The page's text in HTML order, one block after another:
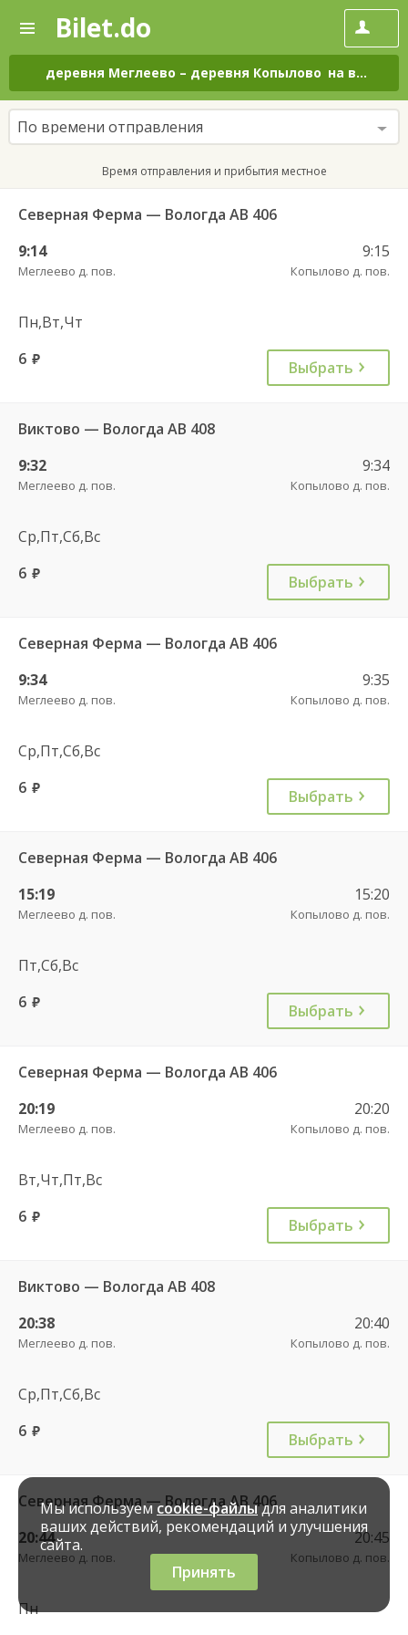
—
Поиск
и
покупка
билетов
на
автобус
онлайн
Bilet.do
деревня Меглеево – деревня Копылово на все дни
По времени отправления
Время отправления и прибытия местное
Северная Ферма — Вологда АВ 406
9:14
Меглеево д. пов.
9:15
Копылово д. пов.
Пн,Вт,Чт
6 руб. Выбрать
Виктово — Вологда АВ 408
9:32
Меглеево д. пов.
9:34
Копылово д. пов.
Ср,Пт,Сб,Вс
6 руб. Выбрать
Северная Ферма — Вологда АВ 406
9:34
Меглеево д. пов.
9:35
Копылово д. пов.
Ср,Пт,Сб,Вс
6 руб. Выбрать
Северная Ферма — Вологда АВ 406
15:19
Меглеево д. пов.
15:20
Копылово д. пов.
Пт,Сб,Вс
6 руб. Выбрать
Северная Ферма — Вологда АВ 406
20:19
Меглеево д. пов.
20:20
Копылово д. пов.
Вт,Чт,Пт,Вс
6 руб. Выбрать
Виктово — Вологда АВ 408
20:38
Меглеево д. пов.
20:40
Копылово д. пов.
Ср,Пт,Сб,Вс
6 руб. Выбрать
Северная Ферма — Вологда АВ 406
20:44
Меглеево д. пов.
20:45
Копылово д. пов.
Пн
Мы используемcookie-файлыдля аналитики
ваших действий, рекомендаций и улучшения
сайта.
Принять